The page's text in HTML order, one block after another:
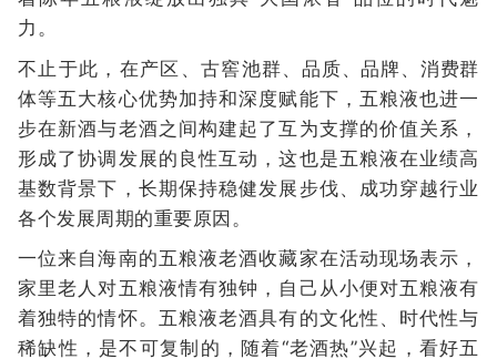
力。
不止于此，在产区、古窖池群、品质、品牌、消费群
体等五大核心优势加持和深度赋能下，五粮液也进一
步在新酒与老酒之间构建起了互为支撑的价值关系，
形成了协调发展的良性互动，这也是五粮液在业绩高
基数背景下，长期保持稳健发展步伐、成功穿越行业
各个发展周期的重要原因。
一位来自海南的五粮液老酒收藏家在活动现场表示，
家里老人对五粮液情有独钟，自己从小便对五粮液有
着独特的情怀。五粮液老酒具有的文化性、时代性与
稀缺性，是不可复制的，随着“老酒热”兴起，看好五